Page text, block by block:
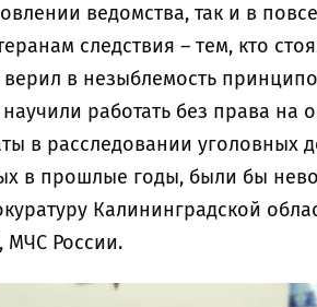
ведомства, так и в
следствия – тем, кто
в незыблемость
работать без права на
в расследовании уголовных
в прошлые годы, были бы
Калининградской
МЧС России.